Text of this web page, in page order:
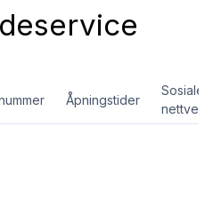
Åpningstider
Sosiale
nettverk